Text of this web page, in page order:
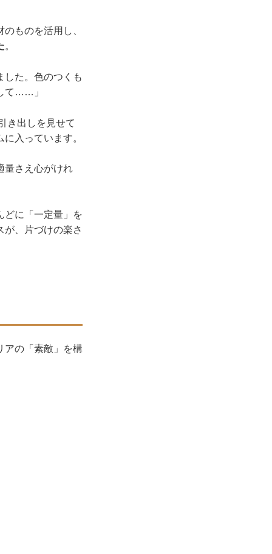
ものを活用し、
。
した。色のつくも
て……」
き出しを見せて
入っています。
量さえ心がけれ
どに「一定量」を
、片づけの楽さ
アの「素敵」を構